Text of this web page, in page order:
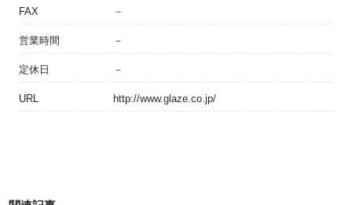
FAX －
営業時間 －
定休日 －
URL http://www.glaze.co.jp/